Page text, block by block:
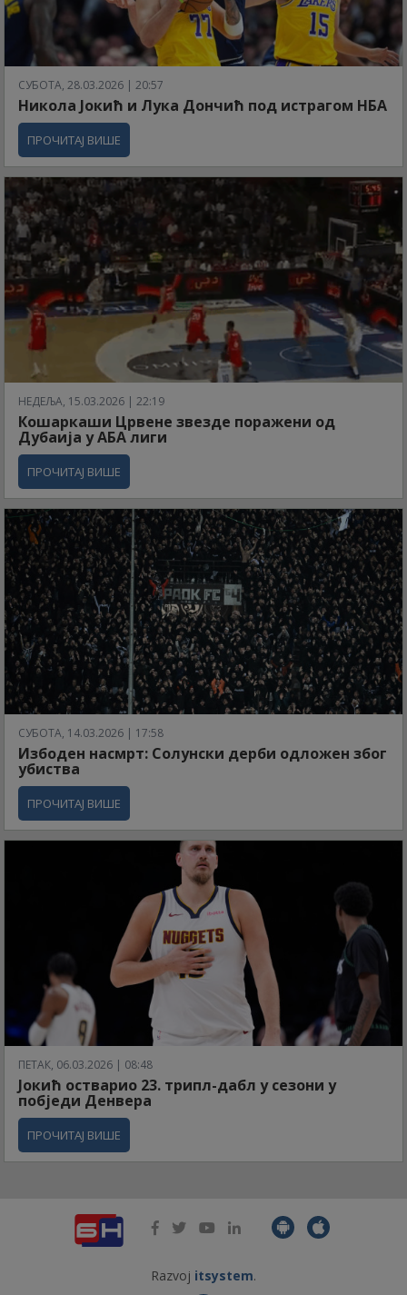
СУБОТА, 28.03.2026 | 20:57
Никола Јокић и Лука Дончић под истрагом НБА
ПРОЧИТАЈ ВИШЕ
НЕДЕЉА, 15.03.2026 | 22:19
Кошаркаши Црвене звезде поражени од
Дубаија у АБА лиги
ПРОЧИТАЈ ВИШЕ
СУБОТА, 14.03.2026 | 17:58
Избоден насмрт: Солунски дерби одложен због
убиства
ПРОЧИТАЈ ВИШЕ
ПЕТАК, 06.03.2026 | 08:48
Јокић остварио 23. трипл-дабл у сезони у
побједи Денвера
ПРОЧИТАЈ ВИШЕ
Razvoj itsystem.